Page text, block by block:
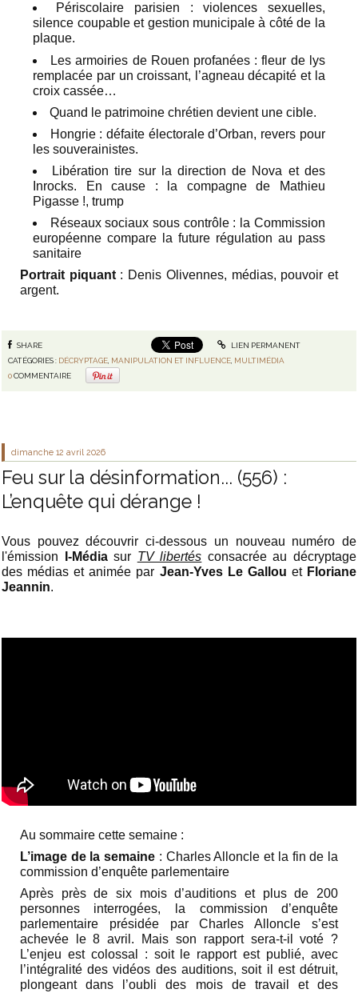
Périscolaire parisien : violences sexuelles,
silence coupable et gestion municipale à côté de la
plaque.
Les armoiries de Rouen profanées : fleur de lys
remplacée par un croissant, l’agneau décapité et la
croix cassée…
Quand le patrimoine chrétien devient une cible.
Hongrie : défaite électorale d’Orban, revers pour
les souverainistes.
Libération tire sur la direction de Nova et des
Inrocks. En cause : la compagne de Mathieu
Pigasse !, trump
Réseaux sociaux sous contrôle : la Commission
européenne compare la future régulation au pass
sanitaire
Portrait piquant: Denis Olivennes, médias, pouvoir et
argent.
SHARE
LIEN PERMANENT
CATÉGORIES : DÉCRYPTAGE, MANIPULATION ET INFLUENCE, MULTIMÉDIA
0COMMENTAIRE
dimanche 12 avril 2026
Feu sur la désinformation... (556) :
L’enquête qui dérange !
Vous pouvez découvrir ci-dessous un nouveau numéro de
l'émission
I-Médiasur TV libertés consacrée au décryptage
des médias et animée par Jean-Yves Le Gallou et Floriane
Jeannin.
Au sommaire cette semaine :
L’image de la semaine : Charles Alloncle et la fin de la
commission d’enquête parlementaire
Après près de six mois d’auditions et plus de 200
personnes interrogées, la commission d’enquête
parlementaire présidée par Charles Alloncle s’est
achevée le 8 avril. Mais son rapport sera-t-il voté ?
L’enjeu est colossal : soit le rapport est publié, avec
l’intégralité des vidéos des auditions, soit il est détruit,
plongeant dans l’oubli des mois de travail et des